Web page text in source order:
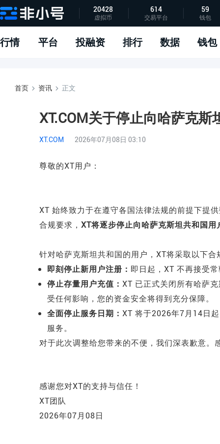
APP下载
指标说明
问题反馈
20428
虚拟币
614
交易平台
59
钱包
行情 平台 投融资 排行 数据 钱包
首页 资讯 正文
XT.COM关于停止向哈萨克斯
XT.COM 2026年07月08日 03:10
尊敬的XT用户：
XT 始终致力于在遵守各国法律法规的前提下提
合规要求， XT将逐步停止向哈萨克斯坦共和国用
针对哈萨克斯坦共和国的用户，XT将采取以下合
即刻停止新用户注册： 即日起，XT 不再接受
停止存量用户充值： XT 已正式关闭所有哈萨
受任何影响，您的资金安全将得到充分保障。
全面停止服务日期： XT 将于2026年7月14日
服务。
对于此次调整给您带来的不便，我们深表歉意。
感谢您对XT的支持与信任！
XT团队
2026年07月08日